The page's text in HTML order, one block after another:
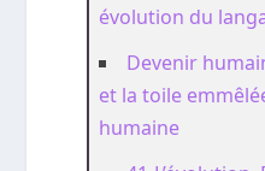
évolution du
Devenir
et la toile
humaine